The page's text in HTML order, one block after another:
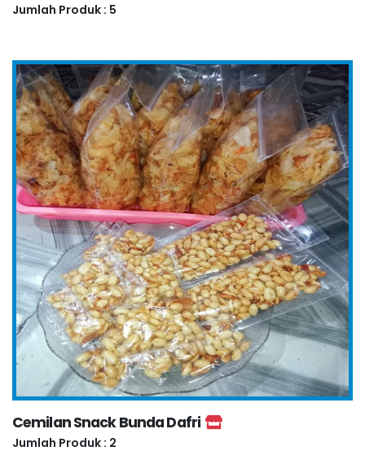
Jumlah Produk : 5
Cemilan Snack Bunda Dafri
Jumlah Produk : 2